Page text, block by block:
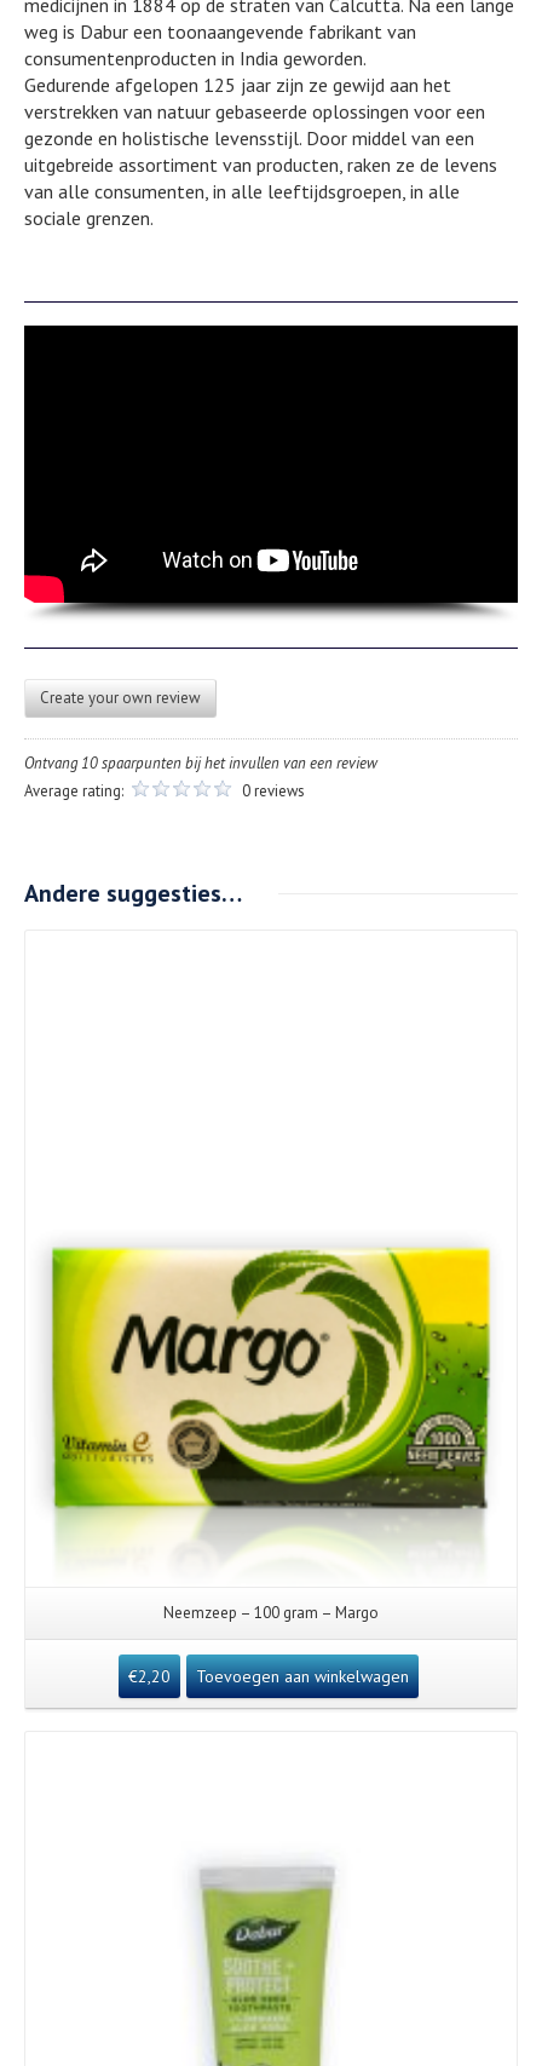
weg is Dabur een toonaangevende fabrikant van
consumentenproducten in India geworden.
Gedurende afgelopen 125 jaar zijn ze gewijd aan het
verstrekken van natuur gebaseerde oplossingen voor een
gezonde en holistische levensstijl. Door middel van een
uitgebreide assortiment van producten, raken ze de levens
van alle consumenten, in alle leeftijdsgroepen, in alle
sociale grenzen.
Create your own review
Ontvang 10 spaarpunten bij het invullen van een review
Average rating:
0 reviews
Andere suggesties…
Neemzeep – 100 gram – Margo
€2,20 Toevoegen aan winkelwagen